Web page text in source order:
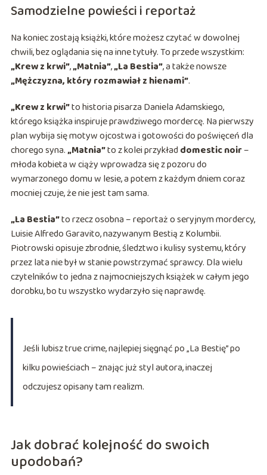
Samodzielne powieści i reportaż
Na koniec zostają książki, które możesz czytać w dowolnej
chwili, bez oglądania się na inne tytuły. To przede wszystkim:
„Krew z krwi”,„Matnia”,„La Bestia”, a także nowsze
„Mężczyzna, który rozmawiał z hienami”.
„Krew z krwi”to historia pisarza Daniela Adamskiego,
którego książka inspiruje prawdziwego mordercę. Na pierwszy
plan wybija się motyw ojcostwa i gotowości do poświęceń dla
chorego syna.„Matnia”to z kolei przykład domestic noir–
młoda kobieta w ciąży wprowadza się z pozoru do
wymarzonego domu w lesie, a potem z każdym dniem coraz
mocniej czuje, że nie jest tam sama.
„La Bestia”to rzecz osobna – reportaż o seryjnym mordercy,
Luisie Alfredo Garavito, nazywanym Bestią z Kolumbii.
Piotrowski opisuje zbrodnie, śledztwo i kulisy systemu, który
przez lata nie był w stanie powstrzymać sprawcy. Dla wielu
czytelników to jedna z najmocniejszych książek w całym jego
dorobku, bo tu wszystko wydarzyło się naprawdę.
Jeśli lubisz true crime, najlepiej sięgnąć po „La Bestię” po
kilku powieściach – znając już styl autora, inaczej
odczujesz opisany tam realizm.
Jak dobrać kolejność do swoich
upodobań?